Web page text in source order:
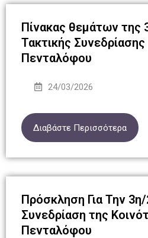
Πίνακας θεμάτων της
Τακτικής
Πενταλόφου
24/03/2026
Διαβάστε Περισσότερα
Πρόσκληση Για Την
Συνεδρίαση της
Πενταλόφου